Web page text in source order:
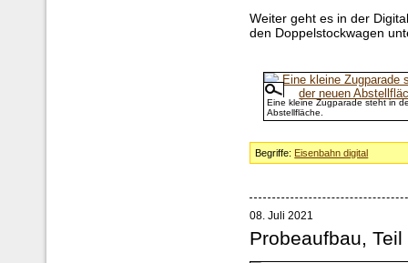
Weiter geht es in der
den Doppelstockwagen
Eine kleine Zugparade steht in
Abstellfläche.
Begriffe: Eisenbahn digital
08. Juli 2021
Probeaufbau, Teil